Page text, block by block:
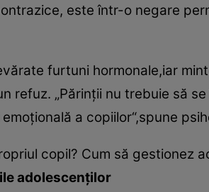
este într-o negare
furtuni hormonale,iar
refuz. „Părinţii nu trebuie să
a copiilor“,spune
copil? Cum să gestionez
adolescenţilor